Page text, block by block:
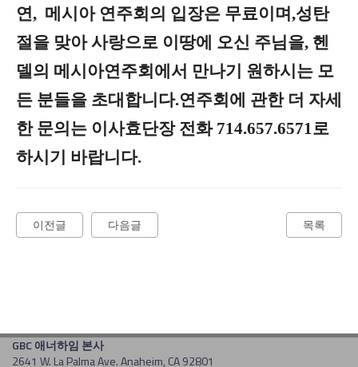
연, 메시아 연주회의 입장은 무료이며,성탄
절을 맞아 사랑으로 이땅에 오신 주님을, 헨
델의 메시아연주회에서 만나기 원하시는 모
든 분들을 초대합니다.연주회에 관한 더 자세
한 문의는 이사효단장 전화 714.657.6571로
하시기 바랍니다.
다음글
이전글 목록
GBC 애너하임 본사
2641 W. La Palma Ave. Anaheim, CA 92801